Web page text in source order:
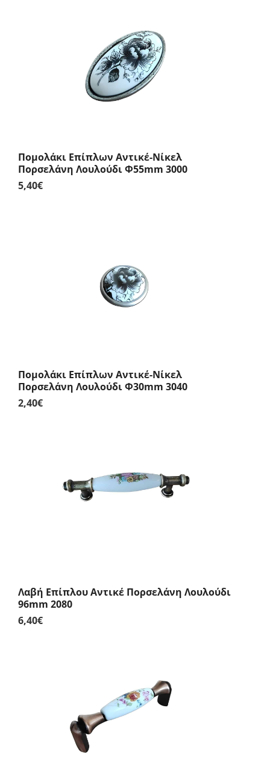
Πομολάκι Επίπλων Αντικέ-Νίκελ
Πορσελάνη Λουλούδι Φ55mm 3000
5,40€
Πομολάκι Επίπλων Αντικέ-Νίκελ
Πορσελάνη Λουλούδι Φ30mm 3040
2,40€
Λαβή Επίπλου Αντικέ Πορσελάνη Λουλούδι
96mm 2080
6,40€